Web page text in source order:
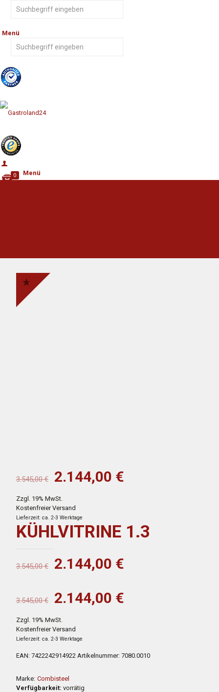
Menü
0 Menü
3.545,00€
Ursprünglicher
war:
3.545,00 €
2.144,00 €
Zzgl. 19% MwSt.
Kostenfreier Versand
Lieferzeit: ca. 2-3 Werktage
KÜHLVITRINE 1.3
3.545,00€
Ursprünglicher
war:
3.545,00 €
2.144,00 €
3.545,00€
Ursprünglicher
war:
3.545,00 €
2.144,00 €
Zzgl. 19% MwSt.
Kostenfreier Versand
Lieferzeit: ca. 2-3 Werktage
EAN: 7422242914922 Artikelnummer: 7080.0010
Marke: Combisteel
Verfügbarkeit: vorrätig